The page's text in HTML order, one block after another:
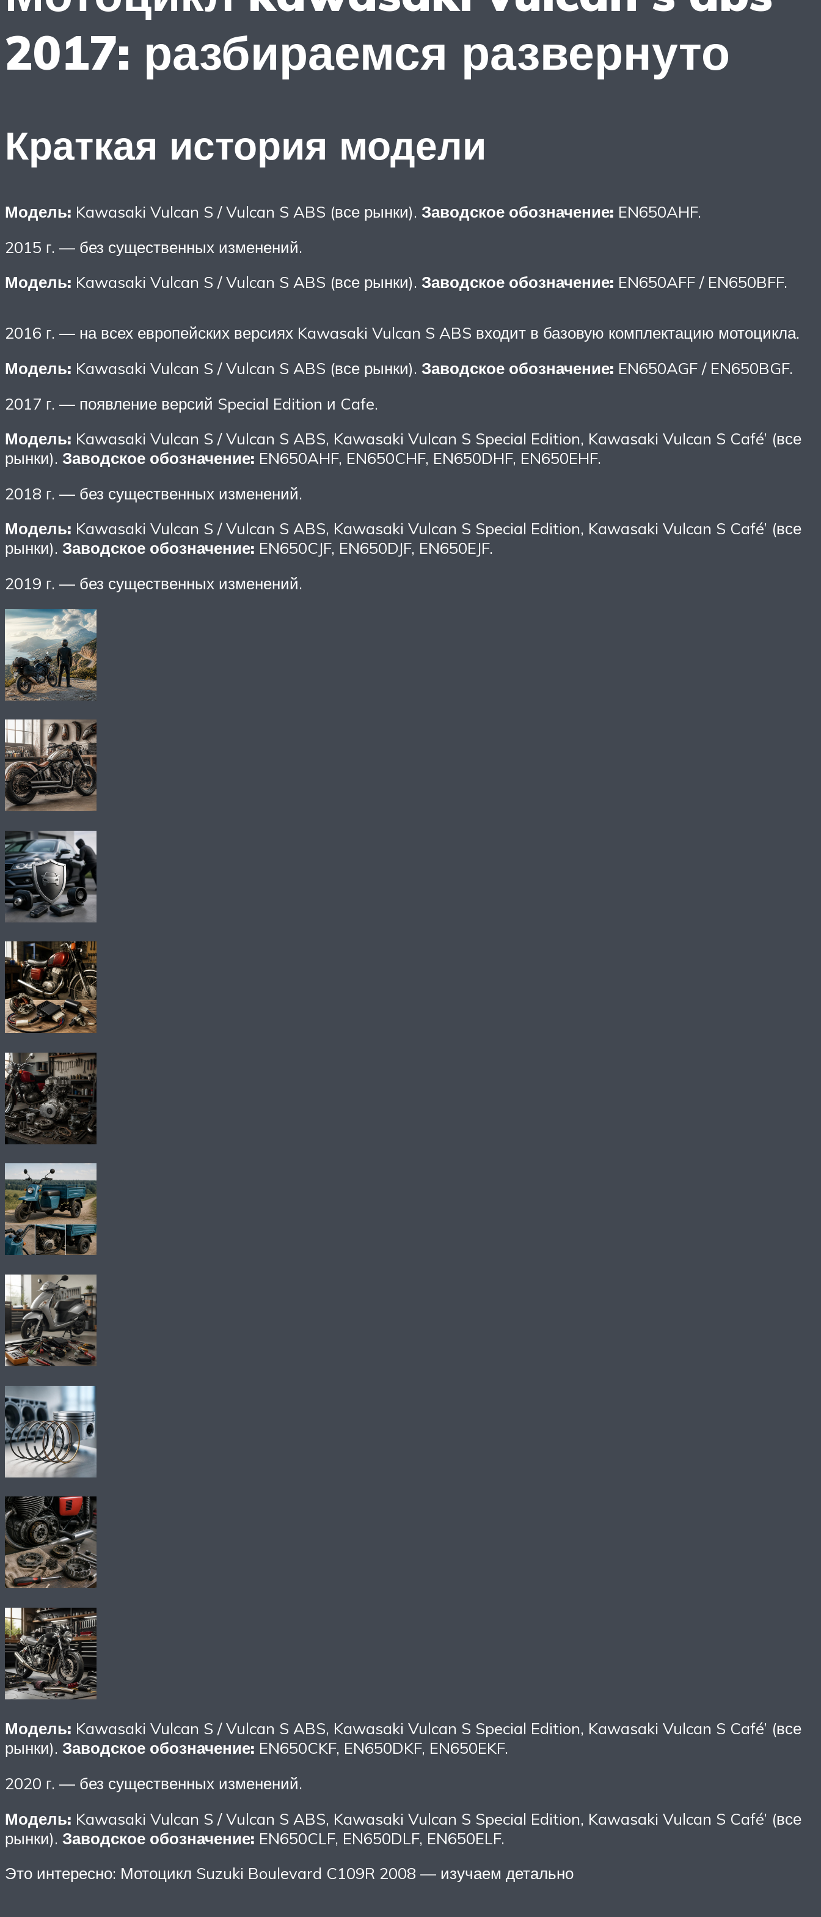
2017: разбираемся развернуто
Краткая история модели
Модель: Kawasaki Vulcan S / Vulcan S ABS (все рынки). Заводское обозначение: EN650AHF.
2015 г. — без существенных изменений.
Модель: Kawasaki Vulcan S / Vulcan S ABS (все рынки). Заводское обозначение: EN650AFF / EN650BFF.
2016 г. — на всех европейских версиях Kawasaki Vulcan S ABS входит в базовую комплектацию мотоцикла.
Модель: Kawasaki Vulcan S / Vulcan S ABS (все рынки). Заводское обозначение: EN650AGF / EN650BGF.
2017 г. — появление версий Special Edition и Cafe.
Модель: Kawasaki Vulcan S / Vulcan S ABS, Kawasaki Vulcan S Special Edition, Kawasaki Vulcan S Café’ (все
рынки). Заводское обозначение: EN650AHF, EN650CHF, EN650DHF, EN650EHF.
2018 г. — без существенных изменений.
Модель: Kawasaki Vulcan S / Vulcan S ABS, Kawasaki Vulcan S Special Edition, Kawasaki Vulcan S Café’ (все
рынки). Заводское обозначение: EN650CJF, EN650DJF, EN650EJF.
2019 г. — без существенных изменений.
Модель: Kawasaki Vulcan S / Vulcan S ABS, Kawasaki Vulcan S Special Edition, Kawasaki Vulcan S Café’ (все
рынки). Заводское обозначение: EN650CKF, EN650DKF, EN650EKF.
2020 г. — без существенных изменений.
Модель: Kawasaki Vulcan S / Vulcan S ABS, Kawasaki Vulcan S Special Edition, Kawasaki Vulcan S Café’ (все
рынки). Заводское обозначение: EN650CLF, EN650DLF, EN650ELF.
Это интересно: Мотоцикл Suzuki Boulevard C109R 2008 — изучаем детально